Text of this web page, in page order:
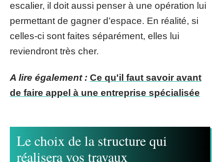
escalier, il doit aussi penser à une opération lui
permettant de gagner d’espace. En réalité, si
celles-ci sont faites séparément, elles lui
reviendront très cher.
A lire également : Ce qu'il faut savoir avant
de faire appel à une entreprise spécialisée
Le choix de la structure qui
réalisera vos travaux